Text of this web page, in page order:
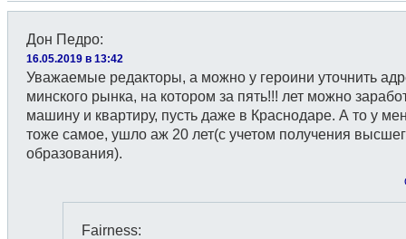
Дон Педро:
16.05.2019 в 13:42
Уважаемые редакторы, а можно у героини уточнить
минского рынка, на котором за пять!!! лет можно
машину и квартиру, пусть даже в Краснодаре. А то у
тоже самое, ушло аж 20 лет(с учетом получения
образования).
Fairness: